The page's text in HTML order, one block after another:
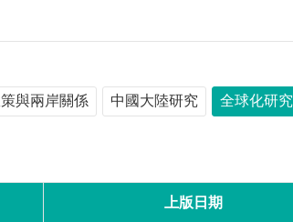
與兩岸關係 中國大陸研究 全球化研究
上版日期